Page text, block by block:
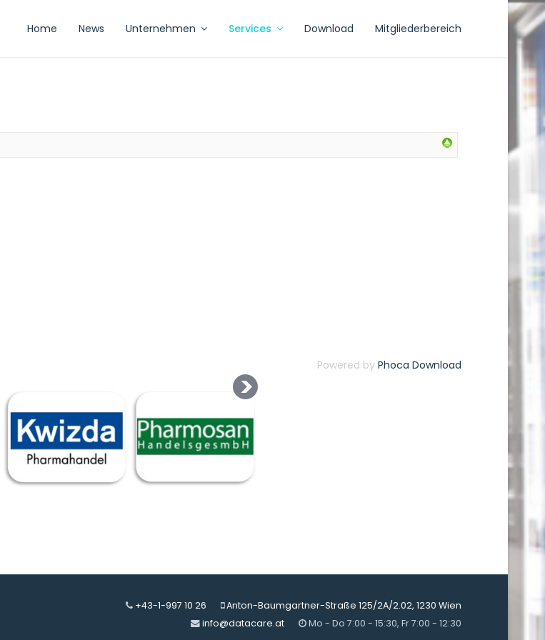
Home News Unternehmen Services Download Mitgliederbereich
Powered by Phoca Download
+43-1-997 10 26
Anton-Baumgartner-Straße 125/2A/2.02, 1230 Wien
info@datacare.at
Mo - Do 7:00 - 15:30, Fr 7:00 - 12:30